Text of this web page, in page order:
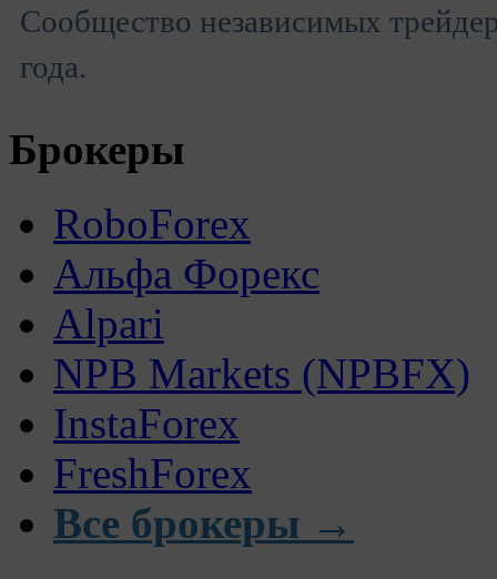
Сообщество независимых
года.
Брокеры
RoboForex
Альфа Форекс
Alpari
NPB Markets (NPBFX)
InstaForex
FreshForex
Все брокеры →